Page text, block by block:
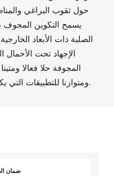
حول ثقوب البراغي
يسمح التكوين المجوف
الصلبة ذات الأبعاد
الإجهاد تحت الأحمال
ومتوازنا للتطبيقات التي يكون فيها تحسين القوة والوزن أمرا حاسما.
ضمان